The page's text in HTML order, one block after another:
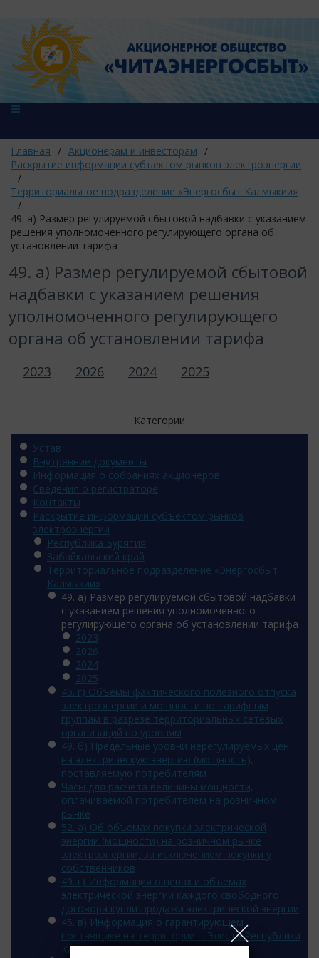
Главная / Акционерам и инвесторам /
Раскрытие информации субъектом рынков электроэнергии
/
Территориальное подразделение «Энергосбыт Калмыкии»
/
49. а) Размер регулируемой сбытовой надбавки с указанием
решения уполномоченного регулирующего органа об
установлении тарифа
49. а) Размер регулируемой сбытовой
надбавки с указанием решения
уполномоченного регулирующего
органа об установлении тарифа
2023 2026 2024 2025
Категории
Устав
Внутренние документы
Информация о собраниях акционеров
Сведения о регистраторе
Контакты
Раскрытие информации субъектом рынков
электроэнергии
Республика Бурятия
Забайкальский край
Территориальное подразделение «Энергосбыт
Калмыкии»
49. а) Размер регулируемой сбытовой надбавки
с указанием решения уполномоченного
регулирующего органа об установлении тарифа
2023
2026
2024
2025
45. г) Объемы фактического полезного отпуска
электроэнергии и мощности по тарифным
группам в разрезе территориальных сетевых
организаций по уровням
49. б) Предельные уровни нерегулируемых цен
на электрическую энергию (мощность),
поставляемую потребителям
Часы для расчета величины мощности,
оплачиваемой потребителем на розничном
рынке
52. а) Об объемах покупки электрической
энергии (мощности) на розничном рынке
электроэнергии, за исключением покупки у
собственников
49. г) Информация о ценах и объемах
электрической энергии каждого свободного
договора купли-продажи электрической энергии
45. в) Информация о гарантирующем
поставщике на территории г. Элиста Республики
Калмыкия